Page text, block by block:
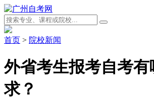
首页 > 院校新闻
外省考生报考自考有
求？